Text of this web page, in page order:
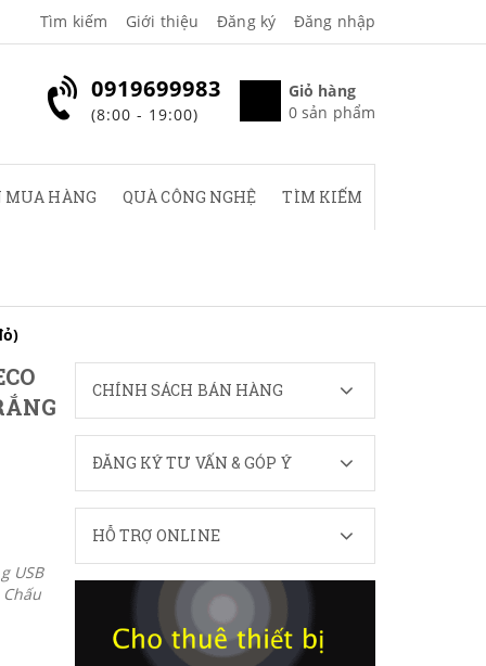
Tìm kiếm Giới thiệu Đăng ký Đăng nhập
Giỏ hàng
0 sản phẩm
0919699983
(8:00 - 19:00)
MUA HÀNG QUÀ CÔNG NGHỆ TÌM KIẾM
USB
CHÍNH SÁCH BÁN HÀNG
ĐĂNG KÝ TƯ VẤN & GÓP Ý
HỖ TRỢ ONLINE